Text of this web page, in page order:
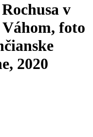
v
foto
2020